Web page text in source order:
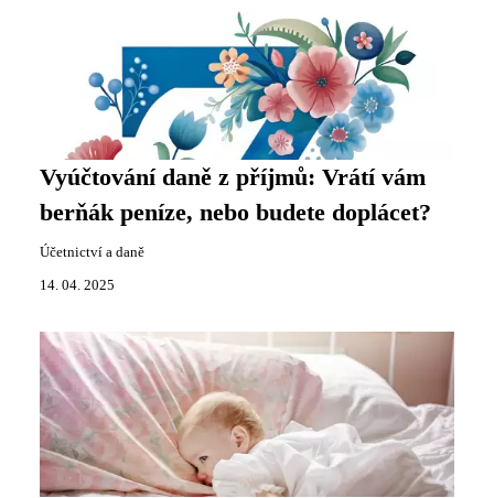
Vyúčtování daně z příjmů: Vrátí vám
berňák peníze, nebo budete doplácet?
Účetnictví a daně
14. 04. 2025